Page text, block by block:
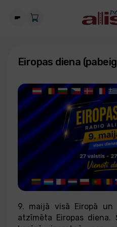
Eiropas diena
9. maijā visā Eiropā
atzīmēta Eiropas